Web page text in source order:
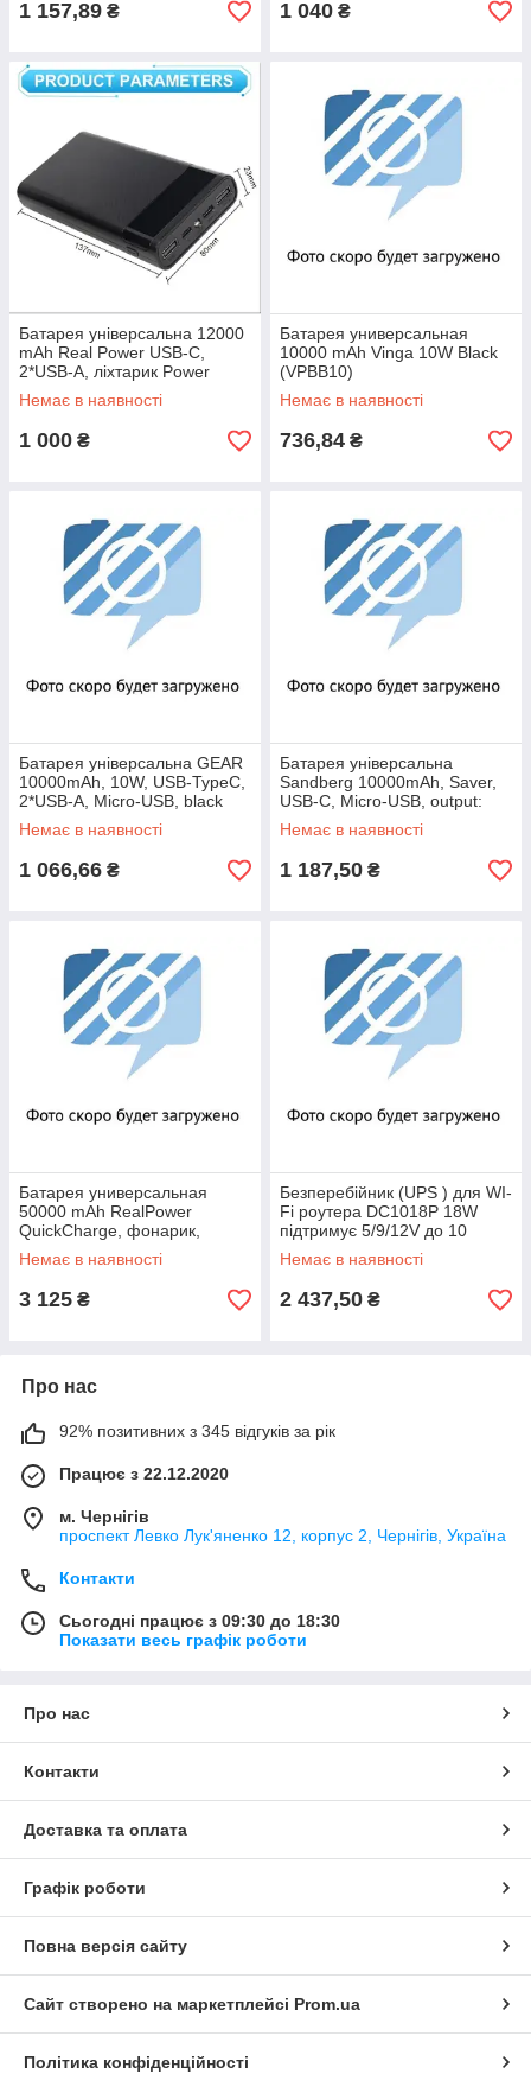
1 157,89 ₴ 1 040 ₴
Батарея універсальна 12000
mAh Real Power USB-C,
2*USB-A, ліхтарик Power
Bank
Немає в наявності
1 000 ₴
Батарея универсальная
10000 mAh Vinga 10W Black
(VPBB10)
Немає в наявності
736,84 ₴
Батарея універсальна GEAR
10000mAh, 10W, USB-TypeC,
2*USB-A, Micro-USB, black
(SL10)
Немає в наявності
1 066,66 ₴
Батарея універсальна
Sandberg 10000mAh, Saver,
USB-C, Micro-USB, output:
USB-A*2 Total 5V/2.4A (320-
34)
Немає в наявності
1 187,50 ₴
Батарея универсальная
50000 mAh RealPower
QuickCharge, фонарик,
Power Bank
Немає в наявності
3 125 ₴
Безперебійник (UPS ) для WI-
Fi роутера DC1018P 18W
підтримує 5/9/12V до 10
годин автономної роботи
Немає в наявності
2 437,50 ₴
Про нас
92% позитивних з 345 відгуків за рік
Працює з 22.12.2020
м. Чернігів
проспект Левко Лук'яненко 12, корпус 2, Чернігів, Україна
Контакти
Сьогодні працює з 09:30 до 18:30
Показати весь графік роботи
Про нас
Контакти
Доставка та оплата
Графік роботи
Повна версія сайту
Сайт створено на маркетплейсі Prom.ua
Політика конфіденційності